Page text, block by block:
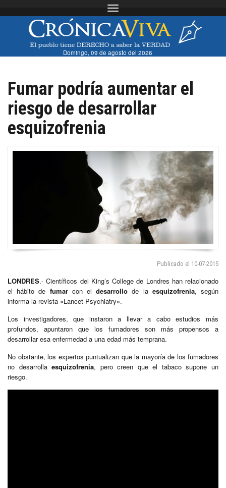
Toggle navigation
Domingo, 09 de agosto del 2026
Fumar podría aumentar el
riesgo de desarrollar
esquizofrenia
Publicado el 10-07-2015
LONDRES.- Científicos del King’s College de Londres han relacionado
el hábito de fumarcon eldesarrollo de la esquizofrenia, según
informa la revista «Lancet Psychiatry».
Los investigadores, que instaron a llevar a cabo estudios más
profundos, apuntaron que los fumadores son más propensos a
desarrollar esa enfermedad a una edad más temprana.
No obstante, los expertos puntualizan que la mayoría de los fumadores
no desarrollaesquizofrenia, pero creen que el tabaco supone un
riesgo.